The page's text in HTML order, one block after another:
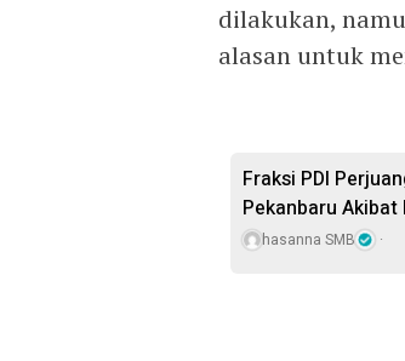
dilakukan,
alasan untuk
Fraksi PDI
Pekanbaru Akibat
hasanna SMB